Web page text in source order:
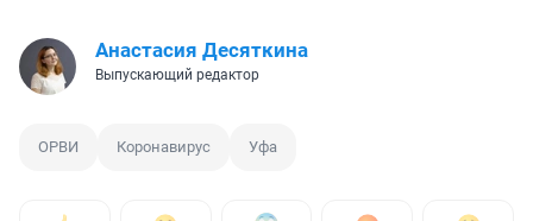
Анастасия Десяткина
Выпускающий редактор
ОРВИ Коронавирус Уфа